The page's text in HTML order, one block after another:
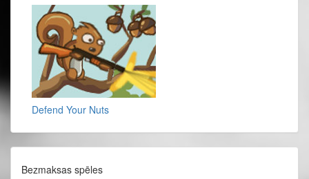
Defend Your Nuts
Bezmaksas spēles